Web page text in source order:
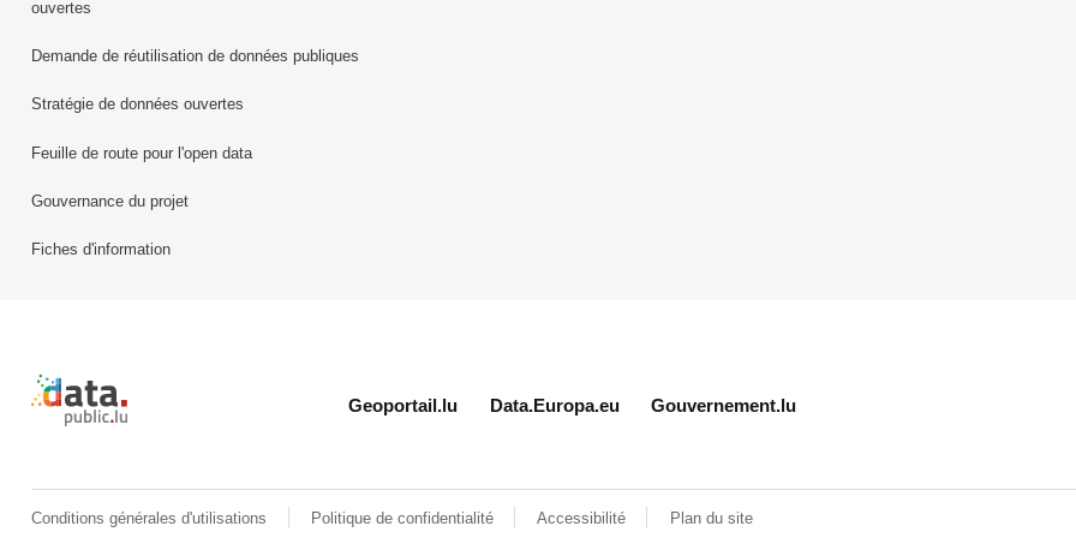
ouvertes
Demande de réutilisation de données publiques
Stratégie de données ouvertes
Feuille de route pour l'open data
Gouvernance du projet
Fiches d'information
Retour à l'accueil de data.public.lu
Geoportail.lu Data.Europa.eu Gouvernement.lu
Conditions générales d'utilisations Politique de confidentialité Accessibilité Plan du site